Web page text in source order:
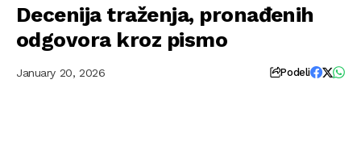
Decenija traženja, pronađenih
odgovora kroz pismo
January 20, 2026 Podeli